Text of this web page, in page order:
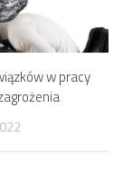
w pracy